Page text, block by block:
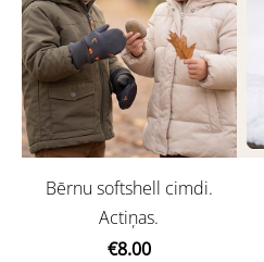
Bērnu softshell cimdi.
Actiņas.
€8.00